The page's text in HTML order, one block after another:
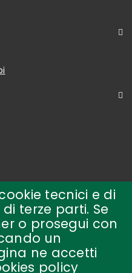
tecnici e di
terze parti. Se
o prosegui con
un
ne accetti
policy